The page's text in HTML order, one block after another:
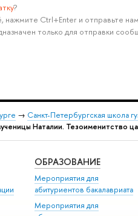
?
нажмите Ctrl+Enter и отправьте
только для отправки
→ Санкт-Петербургская школа
Наталии. Тезоименитство
ОБРАЗОВАНИЕ
Мероприятия для
абитуриентов бакалавриата
Мероприятия для